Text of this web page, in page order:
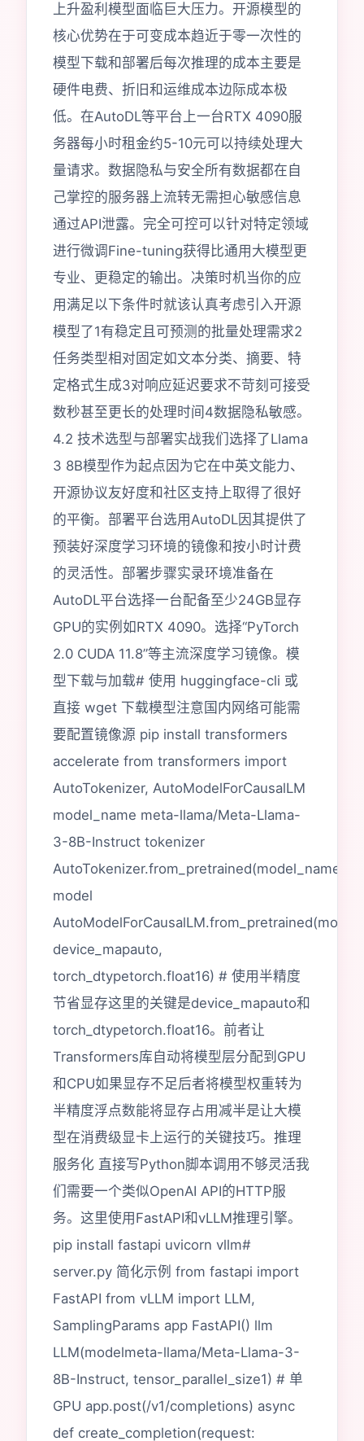
上升盈利模型面临巨大压力。开源模型的
核心优势在于可变成本趋近于零一次性的
模型下载和部署后每次推理的成本主要是
硬件电费、折旧和运维成本边际成本极
低。在AutoDL等平台上一台RTX 4090服
务器每小时租金约5-10元可以持续处理大
量请求。数据隐私与安全所有数据都在自
己掌控的服务器上流转无需担心敏感信息
通过API泄露。完全可控可以针对特定领域
进行微调Fine-tuning获得比通用大模型更
专业、更稳定的输出。决策时机当你的应
用满足以下条件时就该认真考虑引入开源
模型了1有稳定且可预测的批量处理需求2
任务类型相对固定如文本分类、摘要、特
定格式生成3对响应延迟要求不苛刻可接受
数秒甚至更长的处理时间4数据隐私敏感。
4.2 技术选型与部署实战我们选择了Llama
3 8B模型作为起点因为它在中英文能力、
开源协议友好度和社区支持上取得了很好
的平衡。部署平台选用AutoDL因其提供了
预装好深度学习环境的镜像和按小时计费
的灵活性。部署步骤实录环境准备在
AutoDL平台选择一台配备至少24GB显存
GPU的实例如RTX 4090。选择“PyTorch
2.0 CUDA 11.8”等主流深度学习镜像。模
型下载与加载# 使用 huggingface-cli 或
直接 wget 下载模型注意国内网络可能需
要配置镜像源 pip install transformers
accelerate from transformers import
AutoTokenizer, AutoModelForCausalLM
model_name meta-llama/Meta-Llama-
3-8B-Instruct tokenizer
AutoTokenizer.from_pretrained(model_name)
model
device_mapauto,
torch_dtypetorch.float16) # 使用半精度
节省显存这里的关键是device_mapauto和
torch_dtypetorch.float16。前者让
Transformers库自动将模型层分配到GPU
和CPU如果显存不足后者将模型权重转为
半精度浮点数能将显存占用减半是让大模
型在消费级显卡上运行的关键技巧。推理
服务化 直接写Python脚本调用不够灵活我
们需要一个类似OpenAI API的HTTP服
务。这里使用FastAPI和vLLM推理引擎。
pip install fastapi uvicorn vllm#
server.py 简化示例 from fastapi import
FastAPI from vLLM import LLM,
SamplingParams app FastAPI() llm
LLM(modelmeta-llama/Meta-Llama-3-
8B-Instruct, tensor_parallel_size1) # 单
GPU app.post(/v1/completions) async
def create_completion(request: